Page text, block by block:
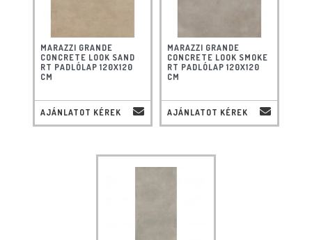
MARAZZI GRANDE
CONCRETE LOOK SAND
RT PADLÓLAP 120X120
CM
AJÁNLATOT KÉREK
MARAZZI GRANDE
CONCRETE LOOK SMOKE
RT PADLÓLAP 120X120
CM
AJÁNLATOT KÉREK